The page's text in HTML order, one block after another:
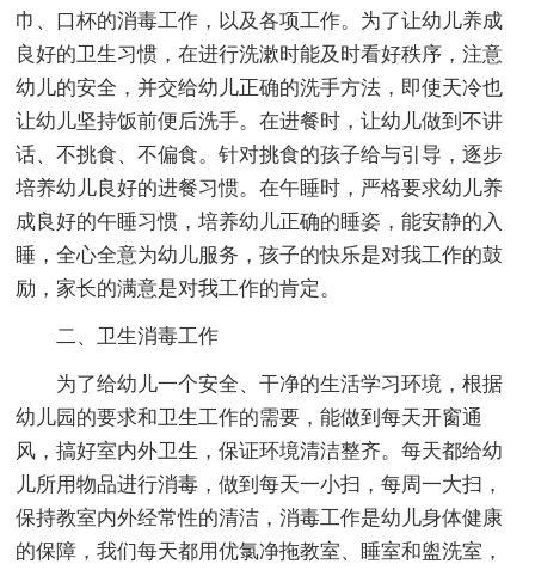
巾、口杯的消毒工作，以及各项工作。为了让幼儿养成
良好的卫生习惯，在进行洗漱时能及时看好秩序，注意
幼儿的安全，并交给幼儿正确的洗手方法，即使天冷也
让幼儿坚持饭前便后洗手。在进餐时，让幼儿做到不讲
话、不挑食、不偏食。针对挑食的孩子给与引导，逐步
培养幼儿良好的进餐习惯。在午睡时，严格要求幼儿养
成良好的午睡习惯，培养幼儿正确的睡姿，能安静的入
睡，全心全意为幼儿服务，孩子的快乐是对我工作的鼓
励，家长的满意是对我工作的肯定。
二、卫生消毒工作
为了给幼儿一个安全、干净的生活学习环境，根据
幼儿园的要求和卫生工作的需要，能做到每天开窗通
风，搞好室内外卫生，保证环境清洁整齐。每天都给幼
儿所用物品进行消毒，做到每天一小扫，每周一大扫，
保持教室内外经常性的清洁，消毒工作是幼儿身体健康
的保障，我们每天都用优氯净拖教室、睡室和盥洗室，